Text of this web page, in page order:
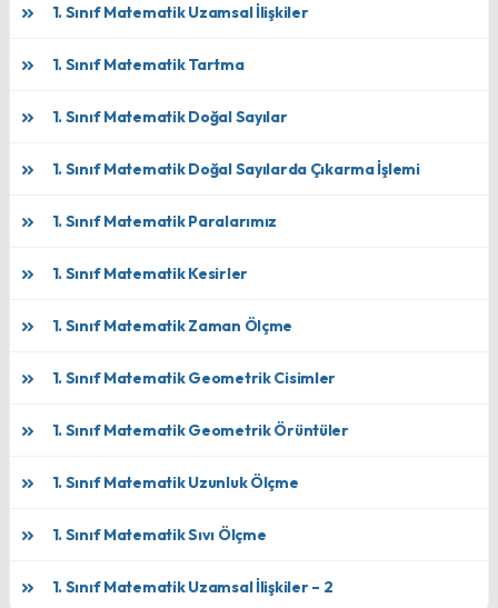
1. Sınıf Matematik Uzamsal İlişkiler
1. Sınıf Matematik Tartma
1. Sınıf Matematik Doğal Sayılar
1. Sınıf Matematik Doğal Sayılarda Çıkarma İşlemi
1. Sınıf Matematik Paralarımız
1. Sınıf Matematik Kesirler
1. Sınıf Matematik Zaman Ölçme
1. Sınıf Matematik Geometrik Cisimler
1. Sınıf Matematik Geometrik Örüntüler
1. Sınıf Matematik Uzunluk Ölçme
1. Sınıf Matematik Sıvı Ölçme
1. Sınıf Matematik Uzamsal İlişkiler – 2